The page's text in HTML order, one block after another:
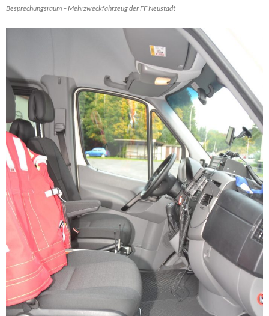
Besprechungsraum – Mehrzweckfahrzeug der FF Neustadt